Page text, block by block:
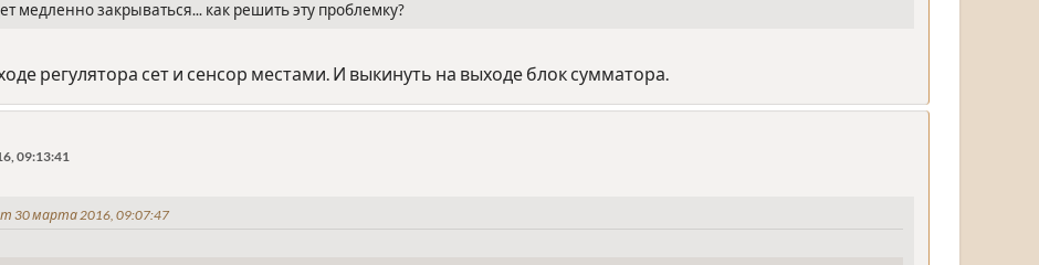
медленно закрываться... как решить эту проблемку?
регулятора сет и сенсор местами. И выкинуть на выходе блок сумматора.
09:13:41
30 марта 2016, 09:07:47